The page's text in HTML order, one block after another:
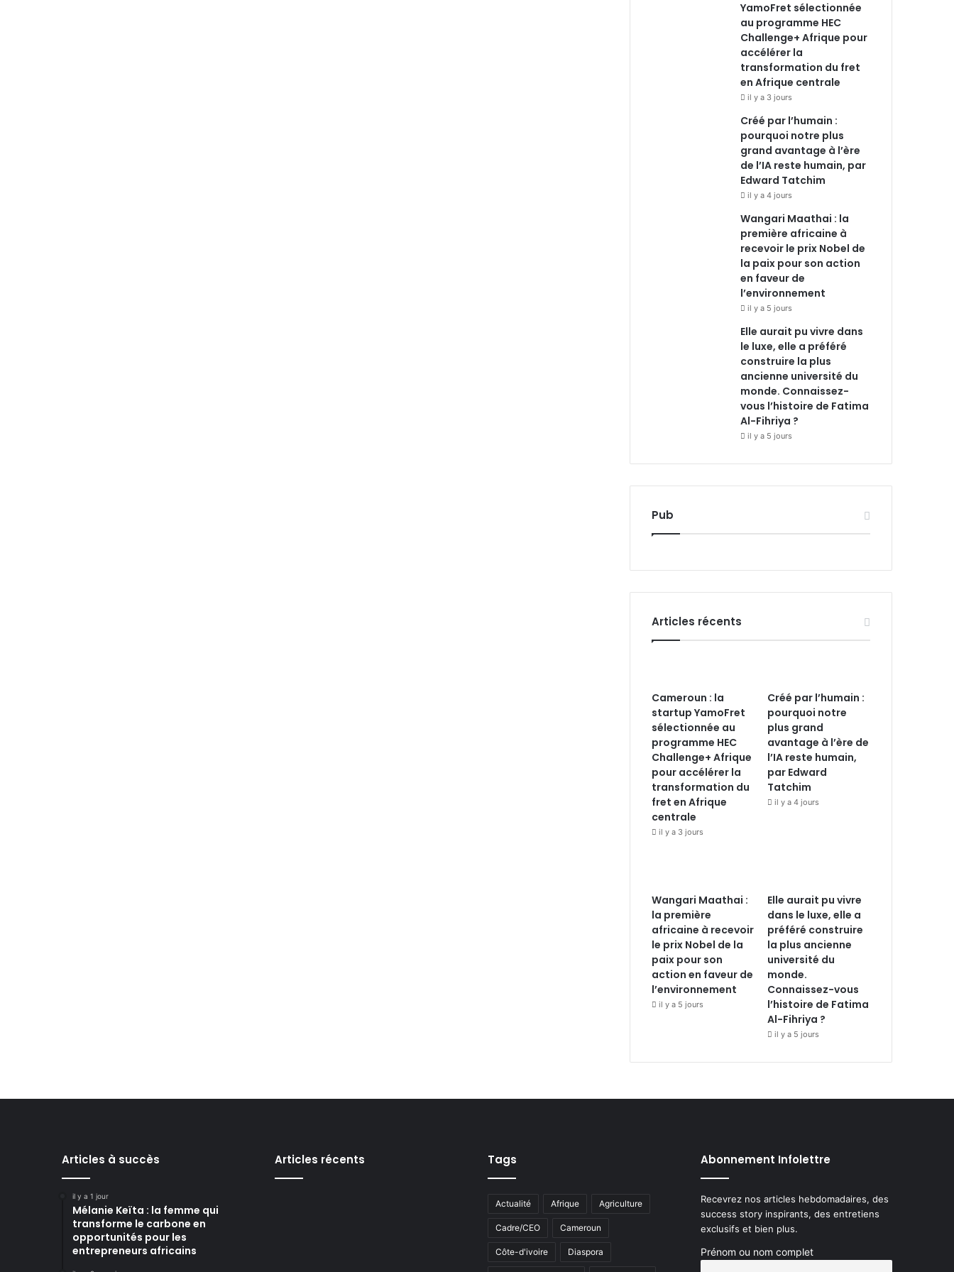
YamoFret sélectionnée
au programme HEC
Challenge+ Afrique pour
accélérer la
transformation du fret
en Afrique centrale
il y a 3 jours
Créé par l’humain :
pourquoi notre plus
grand avantage à l’ère
de l’IA reste humain, par
Edward Tatchim
il y a 4 jours
Wangari Maathai : la
première africaine à
recevoir le prix Nobel de
la paix pour son action
en faveur de
l’environnement
il y a 5 jours
Elle aurait pu vivre dans
le luxe, elle a préféré
construire la plus
ancienne université du
monde. Connaissez-
vous l’histoire de Fatima
Al-Fihriya ?
il y a 5 jours
Pub
Articles récents
Cameroun : la
startup YamoFret
sélectionnée au
programme HEC
Challenge+ Afrique
pour accélérer la
transformation du
fret en Afrique
centrale
il y a 3 jours
Créé par l’humain :
pourquoi notre
plus grand
avantage à l’ère de
l’IA reste humain,
par Edward
Tatchim
il y a 4 jours
Wangari Maathai :
la première
africaine à recevoir
le prix Nobel de la
paix pour son
action en faveur de
l’environnement
il y a 5 jours
Elle aurait pu vivre
dans le luxe, elle a
préféré construire
la plus ancienne
université du
monde.
Connaissez-vous
l’histoire de Fatima
Al-Fihriya ?
il y a 5 jours
Articles à succès
il y a 1 jour
Mélanie Keïta : la femme qui
transforme le carbone en
opportunités pour les
entrepreneurs africains
Articles récents Tags
Actualité Afrique Agriculture
Cadre/CEO Cameroun
Côte-d'ivoire Diaspora
Abonnement Infolettre
Recevrez nos articles hebdomadaires, des
success story inspirants, des entretiens
exclusifs et bien plus.
Prénom ou nom complet